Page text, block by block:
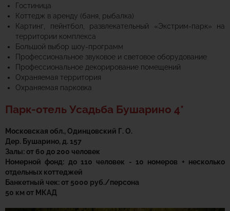
Гостиница
Коттедж в аренду (баня, рыбалка)
Картинг, пейнтбол, развлекательный «Экстрим-парк» на
территории комплекса
Большой выбор шоу-программ
Профессиональное звуковое и световое оборудование
Профессиональное декорирование помещений
Охраняемая территория
Охраняемая парковка
Парк-отель Усадьба Бушарино 4*
Московская обл., Одинцовский Г. О.
Дер. Бушарино, д. 157
Залы: от 60 до 200 человек
Номерной фонд: до 110 человек - 10 номеров + несколько
отдельных коттеджей
Банкетный чек: от 5000 руб./персона
50 км от МКАД